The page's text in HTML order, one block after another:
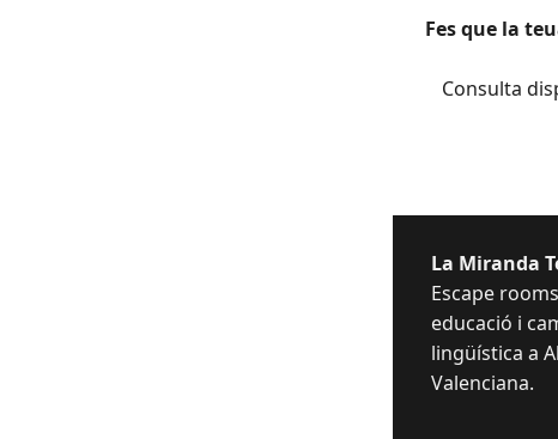
Fes que la
Consulta
La Miranda
Escape
educació i
lingüística a
Valenciana.